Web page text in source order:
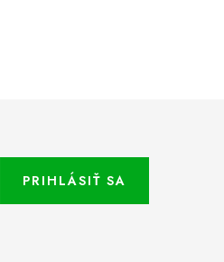
PRIHLÁSIŤ SA